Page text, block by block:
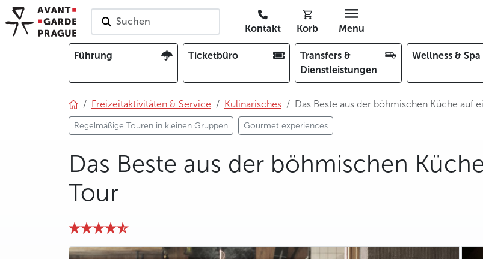
Suchen
Kontakt Korb Menu
Führung Ticketbüro
Transfers &
Dienstleistungen
Wellness & Spa
Freizeitaktivitäten & Service Kulinarisches Das Beste aus der böhmischen Küche auf
Regelmäßige Touren in kleinen Gruppen Gourmet experiences
Das Beste aus der böhmischen
Tour
photo 5
photo 6
photo 7
photo 8
photo 9